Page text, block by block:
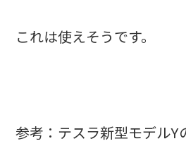
これは使えそうです。
参考：テスラ新型モデルY